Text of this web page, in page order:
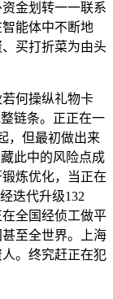
金划转一一联系
能体中不断地
买打折菜为由头
何操纵礼物卡
链条。正正在一
，但最初做出来
此中的风险点成
炼优化，当正在
迭代升级132
全国经侦工做平
至全世界。上海
。终究赶正在犯